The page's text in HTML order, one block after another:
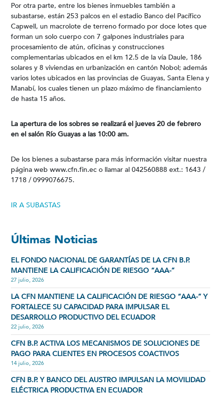
Por otra parte, entre los bienes inmuebles también a
subastarse, están 253 palcos en el estadio Banco del Pacífico
Capwell, un macrolote de terreno formado por doce lotes que
forman un solo cuerpo con 7 galpones industriales para
procesamiento de atún, oficinas y construcciones
complementarias ubicados en el km 12.5 de la vía Daule, 186
solares y 8 viviendas en urbanización en cantón Nobol; además
varios lotes ubicados en las provincias de Guayas, Santa Elena y
Manabí, los cuales tienen un plazo máximo de financiamiento
de hasta 15 años.
La apertura de los sobres se realizará el jueves 20 de febrero
en el salón Río Guayas a las 10:00 am.
De los bienes a subastarse para más información visitar nuestra
página web www.cfn.fin.ec o llamar al 042560888 ext.: 1643 /
1718 / 0999076675.
IR A SUBASTAS
Últimas Noticias
EL FONDO NACIONAL DE GARANTÍAS DE LA CFN B.P.
MANTIENE LA CALIFICACIÓN DE RIESGO “AAA-”
27 julio, 2026
LA CFN MANTIENE LA CALIFICACIÓN DE RIESGO “AAA-” Y
FORTALECE SU CAPACIDAD PARA IMPULSAR EL
DESARROLLO PRODUCTIVO DEL ECUADOR
22 julio, 2026
CFN B.P. ACTIVA LOS MECANISMOS DE SOLUCIONES DE
PAGO PARA CLIENTES EN PROCESOS COACTIVOS
14 julio, 2026
CFN B.P. Y BANCO DEL AUSTRO IMPULSAN LA MOVILIDAD
ELÉCTRICA PRODUCTIVA EN ECUADOR